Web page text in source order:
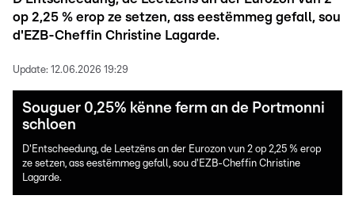
op 2,25 % erop ze setzen, ass eestëmmeg gefall, sou
d'EZB-Cheffin Christine Lagarde.
Update: 12.06.2026 19:29
Souguer 0,25% kënne ferm an de Portmonni
schloen
D'Entscheedung, de Leetzëns an der Eurozon vun 2 op 2,25 % erop
ze setzen, ass eestëmmeg gefall, sou d'EZB-Cheffin Christine
Lagarde.